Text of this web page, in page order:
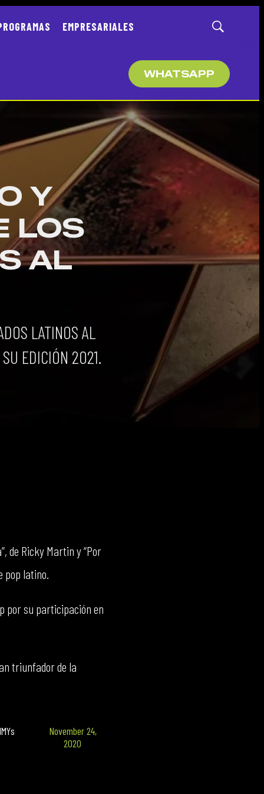
EMPRESARIALES
Mostrar
WHATSAPP
Y
LOS
AL
LATINOS AL
EDICIÓN 2021.
de Ricky Martin y “Por
pop latino.
por su participación en
triunfador de la
November 24,
2020